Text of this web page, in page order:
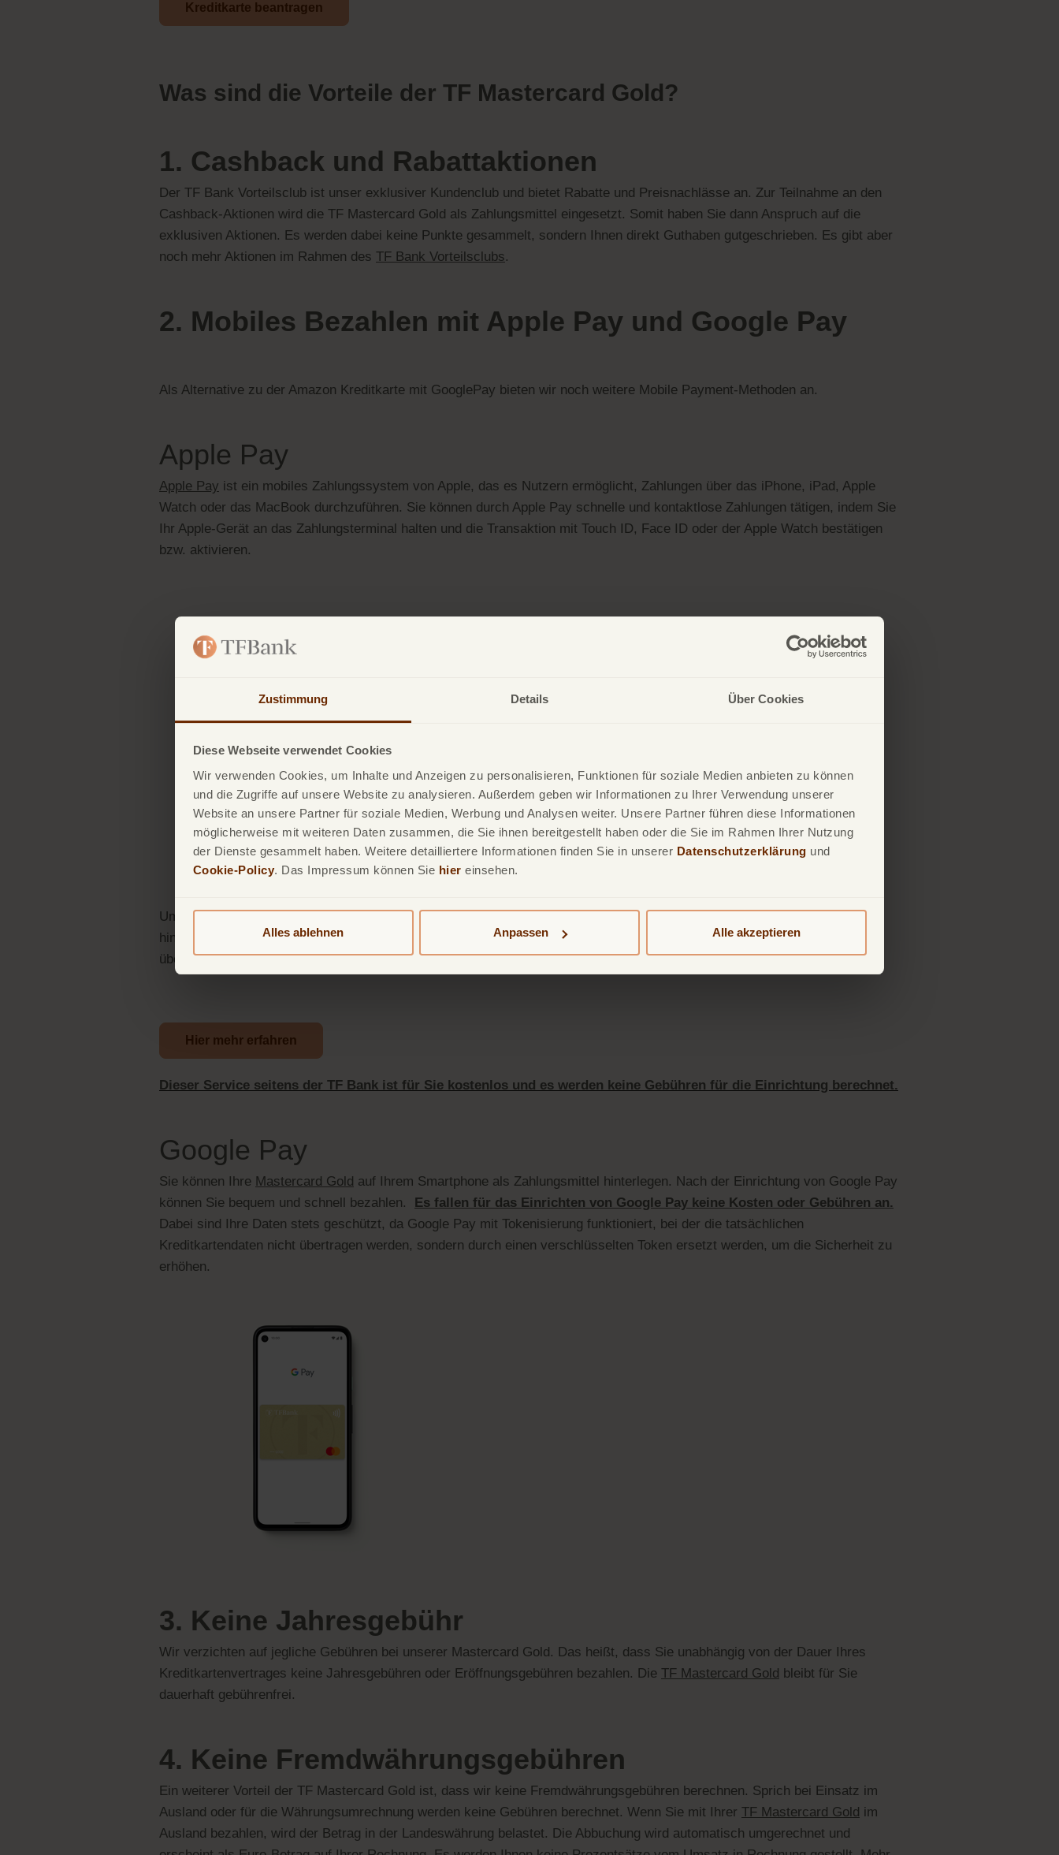
Zustimmung Details Über Cookies
Diese Webseite verwendet Cookies
Wir verwenden Cookies, um Inhalte und Anzeigen zu personalisieren, Funktionen für soziale Medien anbieten zu können
und die Zugriffe auf unsere Website zu analysieren. Außerdem geben wir Informationen zu Ihrer Verwendung unserer
Website an unsere Partner für soziale Medien, Werbung und Analysen weiter. Unsere Partner führen diese Informationen
möglicherweise mit weiteren Daten zusammen, die Sie ihnen bereitgestellt haben oder die Sie im Rahmen Ihrer Nutzung
der Dienste gesammelt haben. Weitere detailliertere Informationen finden Sie in unserer Datenschutzerklärung und
Cookie-Policy. Das Impressum können Sie hier einsehen.
Alles ablehnen Anpassen Alle akzeptieren
Kreditkarte beantragen
Was sind die Vorteile der TF Mastercard Gold?
1. Cashback und Rabattaktionen
Der TF Bank Vorteilsclub ist unser exklusiver Kundenclub und bietet Rabatte und Preisnachlässe an. Zur Teilnahme an den
Cashback-Aktionen wird die TF Mastercard Gold als Zahlungsmittel eingesetzt. Somit haben Sie dann Anspruch auf die
exklusiven Aktionen. Es werden dabei keine Punkte gesammelt, sondern Ihnen direkt Guthaben gutgeschrieben. Es gibt aber
noch mehr Aktionen im Rahmen des TF Bank Vorteilsclubs.
2. Mobiles Bezahlen mit Apple Pay und Google Pay
Als Alternative zu der Amazon Kreditkarte mit GooglePay bieten wir noch weitere Mobile Payment-Methoden an.
Apple Pay
Apple Pay ist ein mobiles Zahlungssystem von Apple, das es Nutzern ermöglicht, Zahlungen über das iPhone, iPad, Apple
Watch oder das MacBook durchzuführen. Sie können durch Apple Pay schnelle und kontaktlose Zahlungen tätigen, indem Sie
Ihr Apple-Gerät an das Zahlungsterminal halten und die Transaktion mit Touch ID, Face ID oder der Apple Watch bestätigen
bzw. aktivieren.
Um diese Vorteile nutzen zu können, muss die TF Mastercard Gold lediglich in Ihrer Wallet auf Ihrem Gerät hinterlegt bzw.
hinzugefügt werden. Ihre Zahlungen sind durch die Tokenisierung geschützt. Ihre Karteninformationen werden dabei nicht
übertragen, sondern ein einmaliger Token wird verwendet, der nur für diese spezifische Transaktion gültig ist.
Hier mehr erfahren
Dieser Service seitens der TF Bank ist für Sie kostenlos und es werden keine Gebühren für die Einrichtung berechnet.
Google Pay
Sie können Ihre Mastercard Gold auf Ihrem Smartphone als Zahlungsmittel hinterlegen. Nach der Einrichtung von Google Pay
können Sie bequem und schnell bezahlen. Es fallen für das Einrichten von Google Pay keine Kosten oder Gebühren an.
Dabei sind Ihre Daten stets geschützt, da Google Pay mit Tokenisierung funktioniert, bei der die tatsächlichen
Kreditkartendaten nicht übertragen werden, sondern durch einen verschlüsselten Token ersetzt werden, um die Sicherheit zu
erhöhen.
3. Keine Jahresgebühr
Wir verzichten auf jegliche Gebühren bei unserer Mastercard Gold. Das heißt, dass Sie unabhängig von der Dauer Ihres
Kreditkartenvertrages keine Jahresgebühren oder Eröffnungsgebühren bezahlen. Die TF Mastercard Gold bleibt für Sie
dauerhaft gebührenfrei.
4. Keine Fremdwährungs­gebühren
Ein weiterer Vorteil der TF Mastercard Gold ist, dass wir keine Fremdwährungsgebühren berechnen. Sprich bei Einsatz im
Ausland oder für die Währungsumrechnung werden keine Gebühren berechnet. Wenn Sie mit Ihrer TF Mastercard Gold im
Ausland bezahlen, wird der Betrag in der Landeswährung belastet. Die Abbuchung wird automatisch umgerechnet und